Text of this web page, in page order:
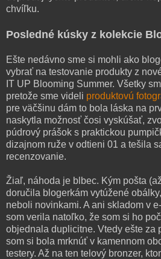
chvíľku.
Posledné kúsky z kolekcie
Ešte nedávno sme si mohli ako
vybrať na testovanie produkty z
IT UP Blooming Summer. Všetky
pretože sme videli produktovú
pre väčšinu dám to bola láska na
naskytla možnosť čosi vyskúšať,
púdrový prášok s praktickou
dizajnom ruže v odtieni 01 a tešila
recenzovanie.
Žiaľ, náhoda je blbec. Kým pošta
doručila blogerkám vytúžené
neboli novinkami. A ani skladom v
som verila natoľko, že som si ho
objednala duplicitne. Vtedy ešte za
som si bola mrknúť v kamennom
testery. Až na ten telový bronzer,